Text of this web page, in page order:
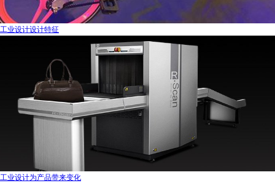
工业设计设计特征
工业设计为产品带来变化